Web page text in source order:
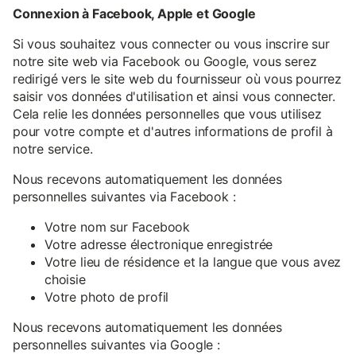
Connexion à Facebook, Apple et Google
Si vous souhaitez vous connecter ou vous inscrire sur
notre site web via Facebook ou Google, vous serez
redirigé vers le site web du fournisseur où vous pourrez
saisir vos données d'utilisation et ainsi vous connecter.
Cela relie les données personnelles que vous utilisez
pour votre compte et d'autres informations de profil à
notre service.
Nous recevons automatiquement les données
personnelles suivantes via Facebook :
Votre nom sur Facebook
Votre adresse électronique enregistrée
Votre lieu de résidence et la langue que vous avez
choisie
Votre photo de profil
Nous recevons automatiquement les données
personnelles suivantes via Google :